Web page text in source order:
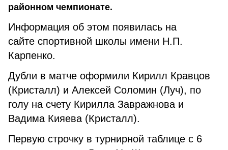
районном чемпионате.
Информация об этом появилась на
сайте спортивной школы имени Н.П.
Карпенко.
Дубли в матче оформили Кирилл Кравцов
(Кристалл) и Алексей Соломин (Луч), по
голу на счету Кирилла Завражнова и
Вадима Кияева (Кристалл).
Первую строчку в турнирной таблице с 6